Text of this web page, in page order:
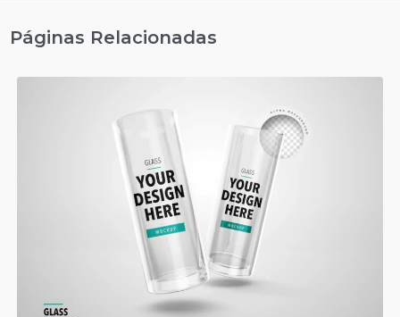
Páginas Relacionadas